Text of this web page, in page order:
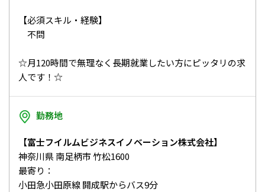
【必須スキル・経験】
不問
☆月120時間で無理なく長期就業したい方にピッタリの求
人です！☆
勤務地
【富士フイルムビジネスイノベーション株式会社】
神奈川県 南足柄市 竹松1600
最寄り：
小田急小田原線 開成駅からバス9分